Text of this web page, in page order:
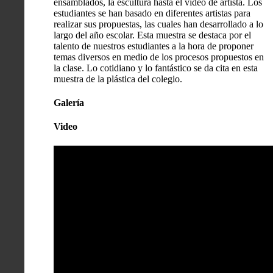
estudiantes se han basado en diferentes artistas para
realizar sus propuestas, las cuales han desarrollado a lo
largo del año escolar. Esta muestra se destaca por el
talento de nuestros estudiantes a la hora de proponer
temas diversos en medio de los procesos propuestos en
la clase. Lo cotidiano y lo fantástico se da cita en esta
muestra de la plástica del colegio.
Galería
Video